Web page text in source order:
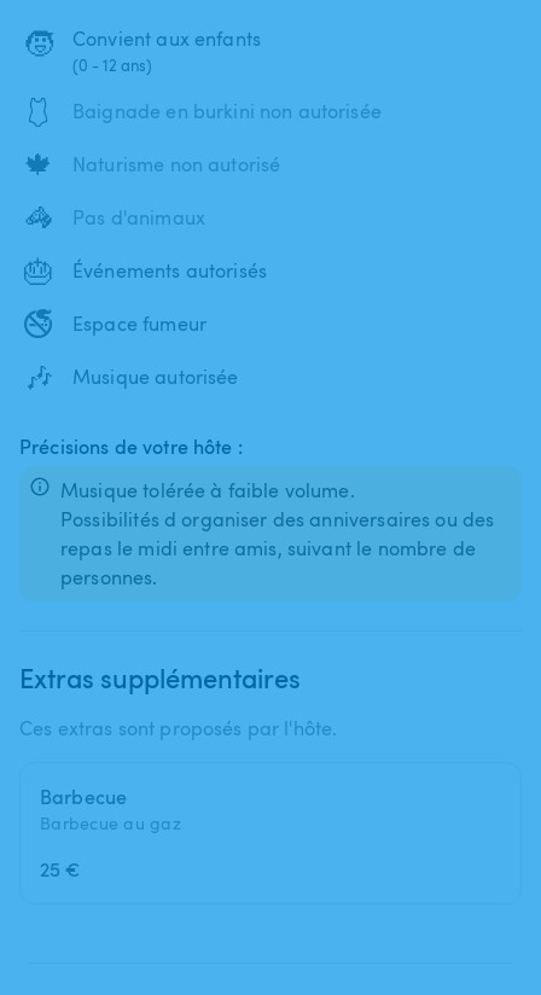
🧒 Convient aux enfants
(0 - 12 ans)
🩱 Baignade en burkini non autorisée
🍁 Naturisme non autorisé
🦓 Pas d'animaux
🎂 Événements autorisés
🚭 Espace fumeur
🎶 Musique autorisée
Précisions de votre hôte :
Musique tolérée à faible volume.
Possibilités d organiser des anniversaires ou des
repas le midi entre amis, suivant le nombre de
personnes.
Extras supplémentaires
Ces extras sont proposés par l'hôte.
Barbecue
Barbecue au gaz
25 €